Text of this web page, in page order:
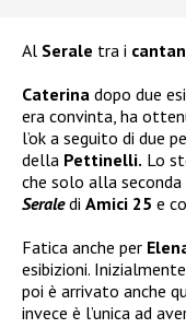
Al Serale tra i
Caterina dopo due
era convinta, ha
l’ok a seguito di due
della Pettinelli. Lo
che solo alla
Seraledi Amici 25 e
Fatica anche per
esibizioni.
poi è arrivato anche
invece è l’unica ad